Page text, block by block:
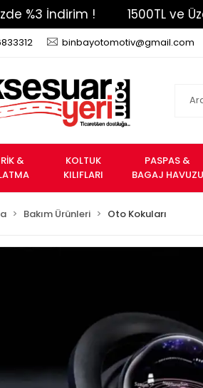
! 1500TL ve Üzeri
binbayotomotiv@gmail.com
&
KOLTUK
KILIFLARI
PASPAS &
BAGAJ HAVUZU
Bakım Ürünleri Oto Kokuları